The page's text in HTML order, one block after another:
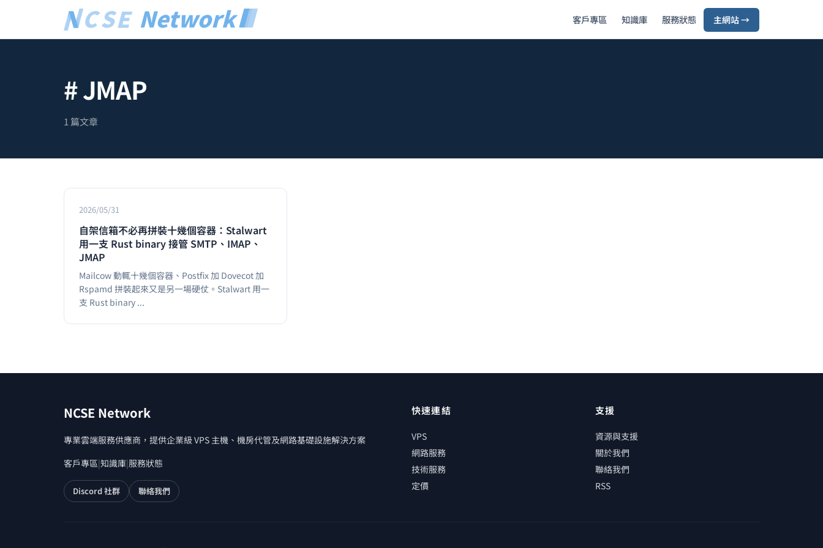
客戶專區 知識庫 服務狀態 主網站 →
# JMAP
1 篇文章
2026/05/31
自架信箱不必再拼裝十幾個容器：Stalwart
用一支 Rust binary 接管 SMTP、IMAP、
JMAP
Mailcow 動輒十幾個容器、Postfix 加 Dovecot 加
Rspamd 拼裝起來又是另一場硬仗。Stalwart 用一
支 Rust binary ...
NCSE Network
專業雲端服務供應商，提供企業級 VPS 主機、機房代管及網路基礎設施解決方案
客戶專區|知識庫|服務狀態
Discord 社群 聯絡我們
快速連結
VPS
網路服務
技術服務
定價
支援
資源與支援
關於我們
聯絡我們
RSS